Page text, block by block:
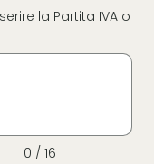
la Partita IVA o
0 / 16